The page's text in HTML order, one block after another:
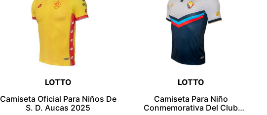
LOTTO
Camiseta Oficial Para Niños De
S. D. Aucas 2025
LOTTO
Camiseta Para Niño
Conmemorativa Del Club